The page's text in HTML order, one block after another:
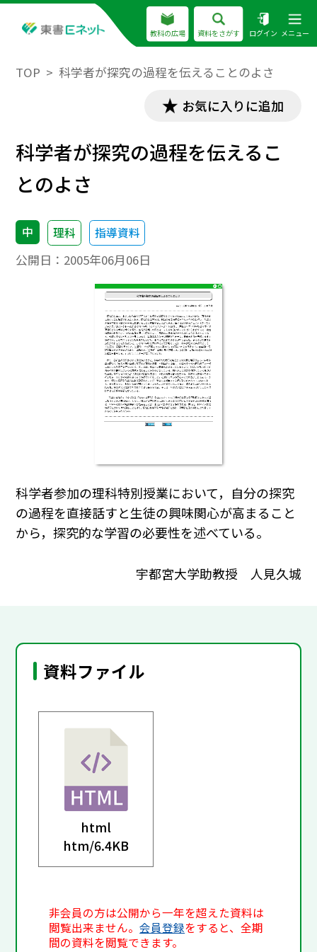
教科の広場 資料をさがす ログイン メニュー
TOP 科学者が探究の過程を伝えることのよさ
お気に入りに追加
科学者が探究の過程を伝えるこ
とのよさ
中 理科 指導資料
公開日： 2005年06月06日
科学者参加の理科特別授業において，自分の探究
の過程を直接話すと生徒の興味関心が高まること
から，探究的な学習の必要性を述べている。
宇都宮大学助教授 人見久城
資料ファイル
html
htm/6.4KB
非会員の方は公開から一年を超えた資料は
閲覧出来ません。会員登録をすると、全期
間の資料を閲覧できます。